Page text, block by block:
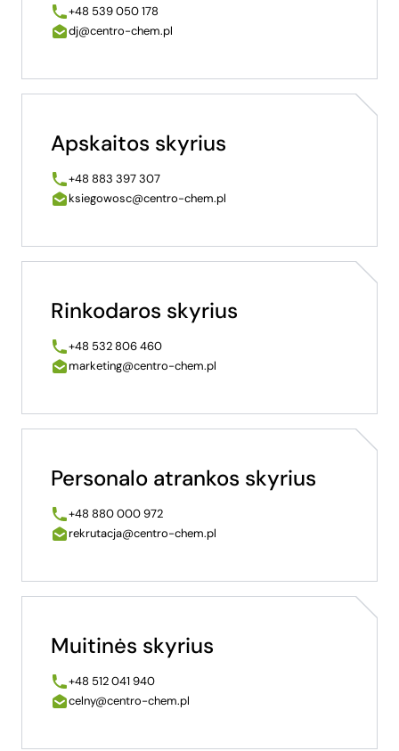
+48 539 050 178
dj@centro-chem.pl
Apskaitos skyrius
+48 883 397 307
ksiegowosc@centro-chem.pl
Rinkodaros skyrius
+48 532 806 460
marketing@centro-chem.pl
Personalo atrankos skyrius
+48 880 000 972
rekrutacja@centro-chem.pl
Muitinės skyrius
+48 512 041 940
celny@centro-chem.pl